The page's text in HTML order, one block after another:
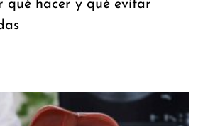
qué hacer y qué evitar